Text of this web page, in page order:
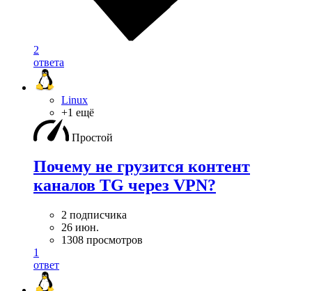
2
ответа
Linux
+1 ещё
Простой
Почему не грузится контент
каналов TG через VPN?
2 подписчика
26 июн.
1308 просмотров
1
ответ